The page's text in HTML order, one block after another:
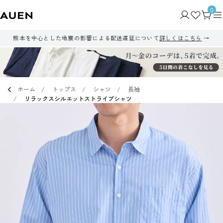
0
熊本を中心とした地震の影響による配送遅延について詳しくはこちら
ホーム トップス シャツ
長袖
リラックスシルエットストライプシャツ